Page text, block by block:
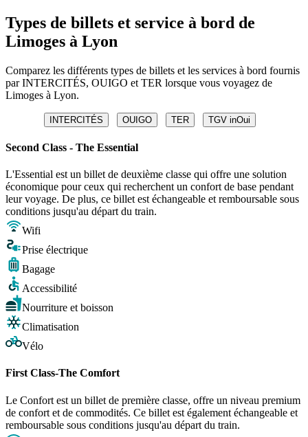
Types de billets et service à bord de
Limoges à Lyon
Comparez les différents types de billets et les services à bord fournis
par INTERCITÉS, OUIGO et TER lorsque vous voyagez de
Limoges à Lyon.
INTERCITÉS OUIGO TER TGV inOui
Second Class - The Essential
L'Essential est un billet de deuxième classe qui offre une solution
économique pour ceux qui recherchent un confort de base pendant
leur voyage. De plus, ce billet est échangeable et remboursable sous
conditions jusqu'au départ du train.
Wifi
Prise électrique
Bagage
Accessibilité
Nourriture et boisson
Climatisation
Vélo
First Class-The Comfort
Le Confort est un billet de première classe, offre un niveau premium
de confort et de commodités. Ce billet est également échangeable et
remboursable sous conditions jusqu'au départ du train.